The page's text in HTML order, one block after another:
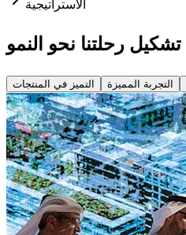
الاستراتيجية
تشكيل رحلتنا نحو النمو
التميز في المنتجات التجربة المميزة